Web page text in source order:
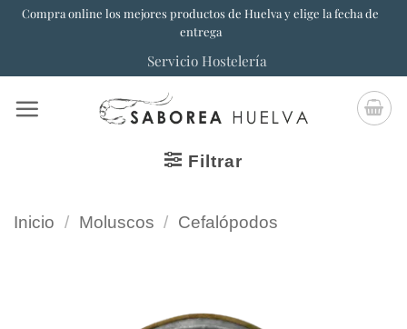
SaltarCompra online los mejores productos de Huelva y elige la fecha de
entrega
Servicio Hostelería
Filtrar
Inicio / Moluscos / Cefalópodos